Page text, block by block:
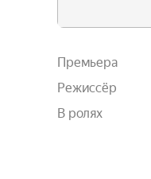
Премьера
Режиссёр
В ролях